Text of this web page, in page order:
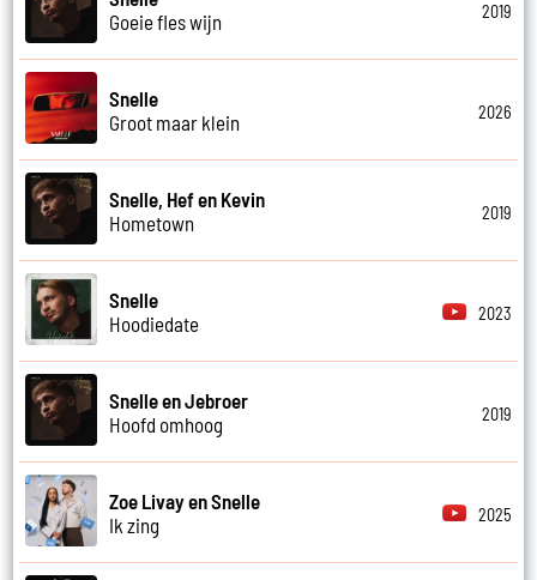
Goeie fles wijn
2019
Snelle
Groot maar klein
2026
Snelle, Hef en Kevin
Hometown
2019
Snelle
Hoodiedate
2023
Snelle en Jebroer
Hoofd omhoog
2019
Zoe Livay en Snelle
Ik zing
2025